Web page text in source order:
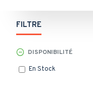
FILTRE
DISPONIBILITÉ
En Stock